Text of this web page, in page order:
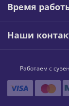
Время
Наши
Работаем с